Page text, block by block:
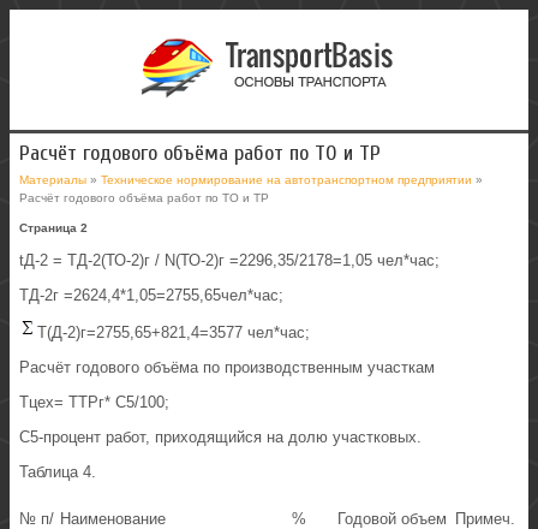
Расчёт годового объёма работ по ТО и ТР
Материалы » Техническое нормирование на автотранспортном предприятии »
Расчёт годового объёма работ по ТО и ТР
Страница 2
tД-2 = TД-2(ТО-2)г / N(ТО-2)г =2296,35/2178=1,05 чел*час;
TД-2г =2624,4*1,05=2755,65чел*час;
T(Д-2)г=2755,65+821,4=3577 чел*час;
Расчёт годового объёма по производственным участкам
Тцех= ТТРг* С5/100;
С5-процент работ, приходящийся на долю участковых.
Таблица 4.
№ п/ Наименование
%
Годовой объем
Примеч.